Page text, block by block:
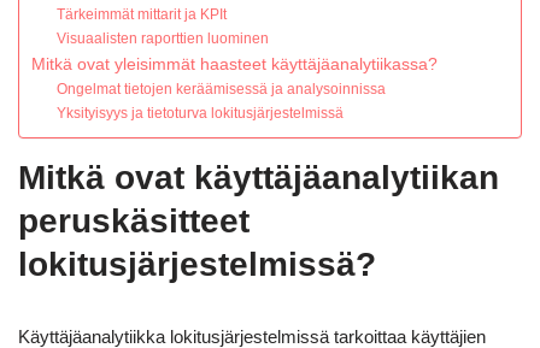
Tärkeimmät mittarit ja KPIt
Visuaalisten raporttien luominen
Mitkä ovat yleisimmät haasteet käyttäjäanalytiikassa?
Ongelmat tietojen keräämisessä ja analysoinnissa
Yksityisyys ja tietoturva lokitusjärjestelmissä
Mitkä ovat käyttäjäanalytiikan
peruskäsitteet
lokitusjärjestelmissä?
Käyttäjäanalytiikka lokitusjärjestelmissä tarkoittaa käyttäjien